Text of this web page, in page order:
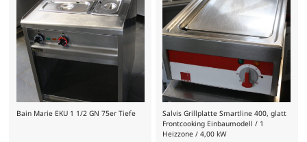
Bain Marie EKU 1 1/2 GN 75er Tiefe
Salvis Grillplatte Smartline 400, glatt
Frontcooking Einbaumodell / 1
Heizzone / 4,00 kW